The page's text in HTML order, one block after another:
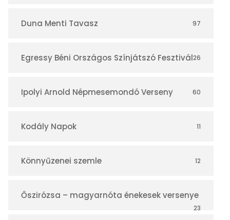
r
Duna Menti Tavasz 97
Egressy Béni Országos Színjátszó Fesztivál26
Ipolyi Arnold Népmesemondó Verseny 60
Kodály Napok 11
Könnyűzenei szemle 12
Őszirózsa – magyarnóta énekesek versenye
23